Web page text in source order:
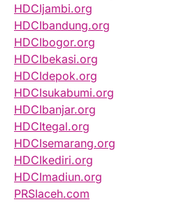
HDCIjambi.org
HDCIbandung.org
HDCIbogor.org
HDCIbekasi.org
HDCIdepok.org
HDCIsukabumi.org
HDCIbanjar.org
HDCItegal.org
HDCIsemarang.org
HDCIkediri.org
HDCImadiun.org
PRSIaceh.com